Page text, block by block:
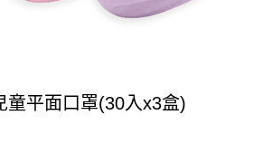
童平面口罩(30入x3盒)